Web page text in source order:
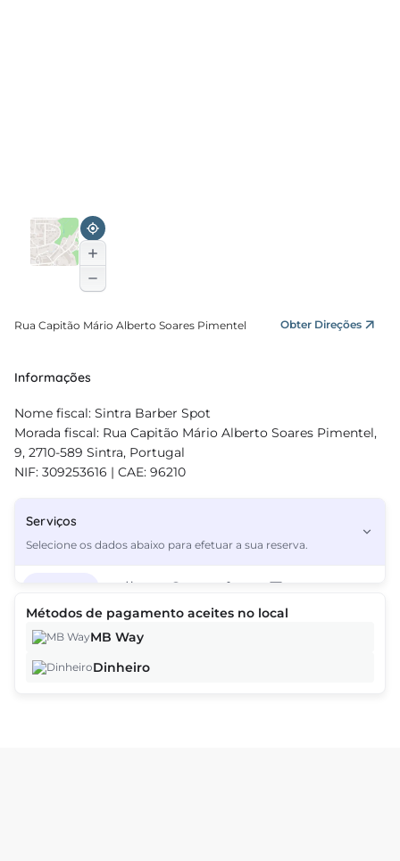
Rua Capitão Mário Alberto Soares Pimentel Obter Direções
Informações
Nome fiscal: Sintra Barber Spot
Morada fiscal: Rua Capitão Mário Alberto Soares Pimentel,
9, 2710-589 Sintra, Portugal
NIF: 309253616 | CAE: 96210
Serviços
Selecione os dados abaixo para efetuar a sua reserva.
Corte de cabelo simples
Métodos de pagamento aceites no local
MB Way
Dinheiro